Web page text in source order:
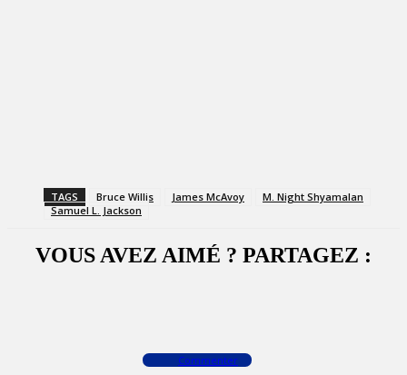
TAGS Bruce Willis James McAvoy
M. Night Shyamalan
Samuel L. Jackson
VOUS AVEZ AIMÉ ? PARTAGEZ :
Commenter